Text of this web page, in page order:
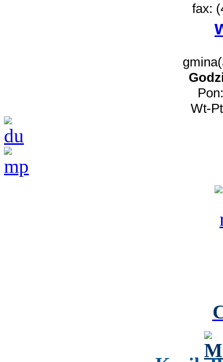
fax:
Wt-